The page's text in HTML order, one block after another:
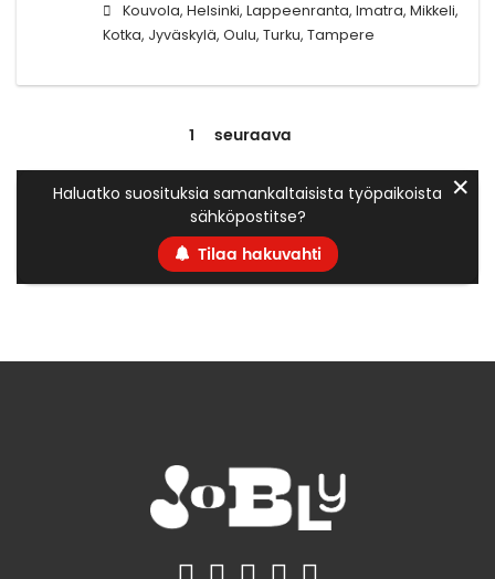
Kouvola, Helsinki, Lappeenranta, Imatra, Mikkeli,
Kotka, Jyväskylä, Oulu, Turku, Tampere
1 seuraava
Haluatko suosituksia samankaltaisista työpaikoista
sähköpostitse?
Tilaa hakuvahti
✕